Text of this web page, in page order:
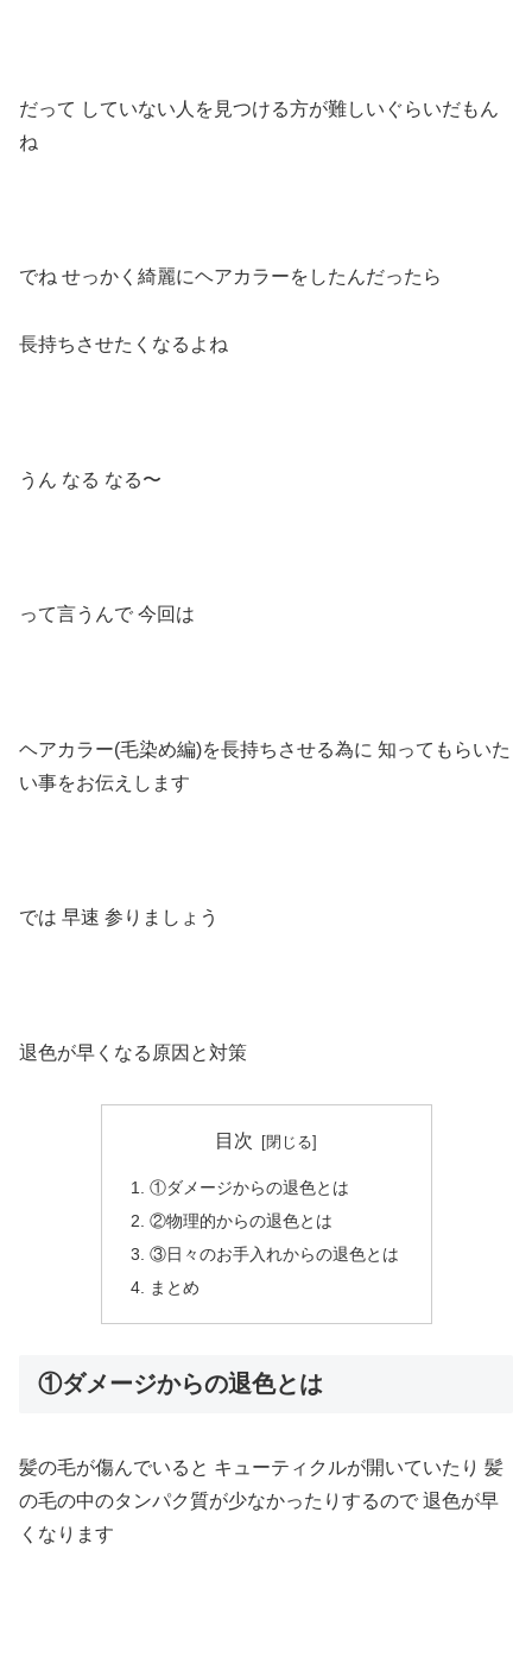
だって していない人を見つける方が難しいぐらいだもん
ね
でね せっかく綺麗にヘアカラーをしたんだったら
長持ちさせたくなるよね
うん なる なる〜
って言うんで 今回は
ヘアカラー(毛染め編)を長持ちさせる為に 知ってもらいた
い事をお伝えします
では 早速 参りましょう
退色が早くなる原因と対策
目次
①ダメージからの退色とは
②物理的からの退色とは
③日々のお手入れからの退色とは
まとめ
①ダメージからの退色とは
髪の毛が傷んでいると キューティクルが開いていたり 髪
の毛の中のタンパク質が少なかったりするので 退色が早
くなります